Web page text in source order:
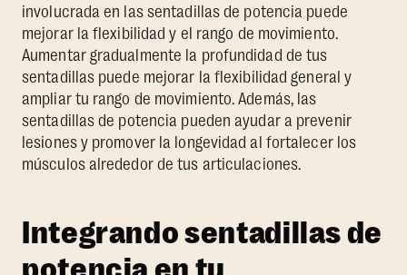
involucrada en las sentadillas de potencia puede
mejorar la flexibilidad y el rango de movimiento.
Aumentar gradualmente la profundidad de tus
sentadillas puede mejorar la flexibilidad general y
ampliar tu rango de movimiento. Además, las
sentadillas de potencia pueden ayudar a prevenir
lesiones y promover la longevidad al fortalecer los
músculos alrededor de tus articulaciones.
Integrando sentadillas de